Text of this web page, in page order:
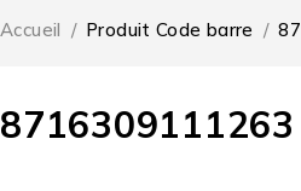
8716309111263
Accueil / Produit Code barre /